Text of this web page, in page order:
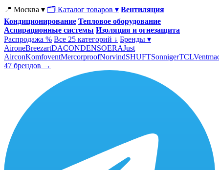
📍 Москва ▾ 🗂 Каталог товаров ▾ Вентиляция
Кондиционирование Тепловое оборудование
Аспирационные системы Изоляция и огнезащита
Распродажа % Все 25 категорий ↓ Бренды ▾
AironeBreezartDACONDENSOERAJust
AirconKomfoventMercorproofNorvindSHUFTSonnigerTCL
47 брендов →